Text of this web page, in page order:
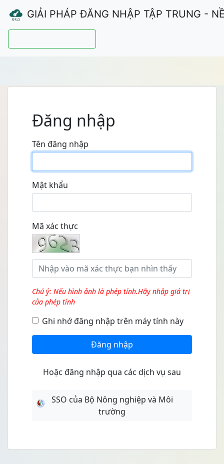
GIẢI PHÁP ĐĂNG NHẬP TẬP TRUNG -
Đăng nhập
Tên đăng nhập
Mật khẩu
Mã xác thực
Chú ý: Nếu hình ảnh là phép tính.Hãy nhập giá trị
của phép tính
Ghi nhớ đăng nhập trên máy tính này
Đăng nhập
Hoặc đăng nhập qua các dịch vụ sau
SSO của Bộ Nông nghiệp và Môi
trường